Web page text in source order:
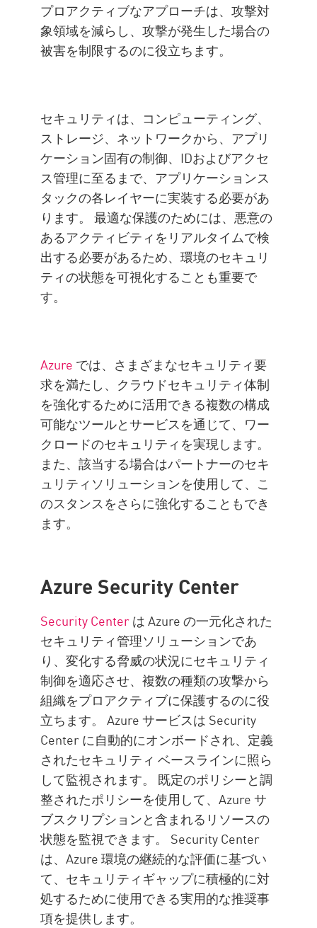
プロアクティブなアプローチは、攻撃対
象領域を減らし、攻撃が発生した場合の
被害を制限するのに役立ちます。
セキュリティは、コンピューティング、
ストレージ、ネットワークから、アプリ
ケーション固有の制御、IDおよびアクセ
ス管理に至るまで、アプリケーションス
タックの各レイヤーに実装する必要があ
ります。 最適な保護のためには、悪意の
あるアクティビティをリアルタイムで検
出する必要があるため、環境のセキュリ
ティの状態を可視化することも重要で
す。
Azure では、さまざまなセキュリティ要
求を満たし、クラウドセキュリティ体制
を強化するために活用できる複数の構成
可能なツールとサービスを通じて、ワー
クロードのセキュリティを実現します。
また、該当する場合はパートナーのセキ
ュリティソリューションを使用して、こ
のスタンスをさらに強化することもでき
ます。
Azure Security Center
Security Centerは Azure の一元化された
セキュリティ管理ソリューションであ
り、変化する脅威の状況にセキュリティ
制御を適応させ、複数の種類の攻撃から
組織をプロアクティブに保護するのに役
立ちます。 Azure サービスは Security
Center に自動的にオンボードされ、定義
されたセキュリティ ベースラインに照ら
して監視されます。 既定のポリシーと調
整されたポリシーを使用して、Azure サ
ブスクリプションと含まれるリソースの
状態を監視できます。 Security Center
は、Azure 環境の継続的な評価に基づい
て、セキュリティギャップに積極的に対
処するために使用できる実用的な推奨事
項を提供します。